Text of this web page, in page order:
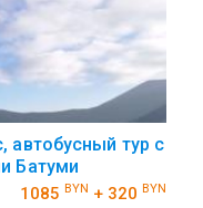
автобусный тур с
Батуми
1085 BYN + 320 BYN